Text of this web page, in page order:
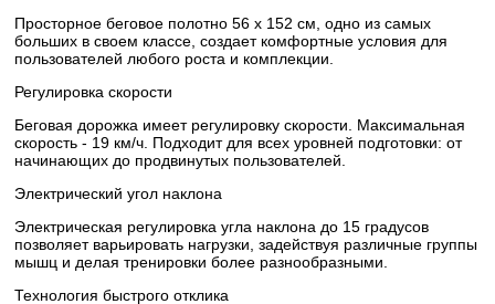
Просторное беговое полотно 56 х 152 см, одно из самых
больших в своем классе, создает комфортные условия для
пользователей любого роста и комплекции.
Регулировка скорости
Беговая дорожка имеет регулировку скорости. Максимальная
скорость - 19 км/ч. Подходит для всех уровней подготовки: от
начинающих до продвинутых пользователей.
Электрический угол наклона
Электрическая регулировка угла наклона до 15 градусов
позволяет варьировать нагрузки, задействуя различные группы
мышц и делая тренировки более разнообразными.
Технология быстрого отклика